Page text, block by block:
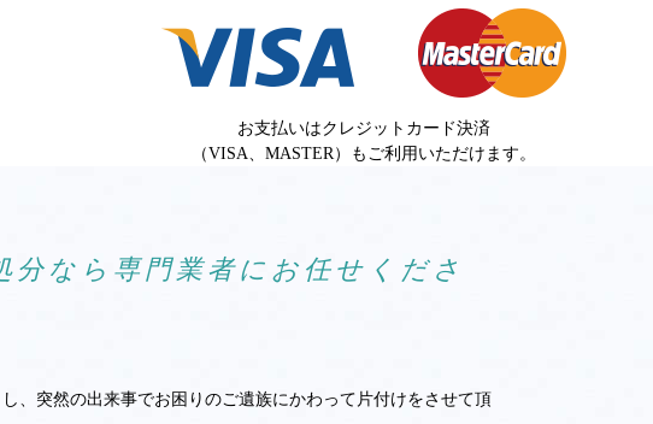
お支払いはクレジットカード決済
（VISA、MASTER）もご利用いただけます。
分なら専門業者にお任せくださ
、突然の出来事でお困りのご遺族にかわって片付けをさせて頂